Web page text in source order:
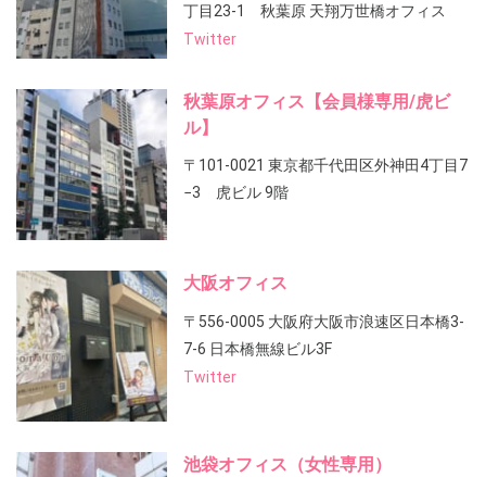
丁目23-1 秋葉原 天翔万世橋オフィス
Twitter
秋葉原オフィス【会員様専用/虎ビ
ル】
〒101-0021 東京都千代田区外神田4丁目7
−3 虎ビル 9階
大阪オフィス
〒556-0005 大阪府大阪市浪速区日本橋3-
7-6 日本橋無線ビル3F
Twitter
池袋オフィス（女性専用）